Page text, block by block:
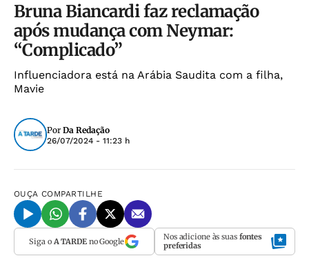
Bruna Biancardi faz reclamação
após mudança com Neymar:
“Complicado”
Influenciadora está na Arábia Saudita com a filha,
Mavie
Por Da Redação
26/07/2024 - 11:23 h
OUÇA COMPARTILHE
Siga o A TARDEno Google Nos adicione às suas fontes
preferidas